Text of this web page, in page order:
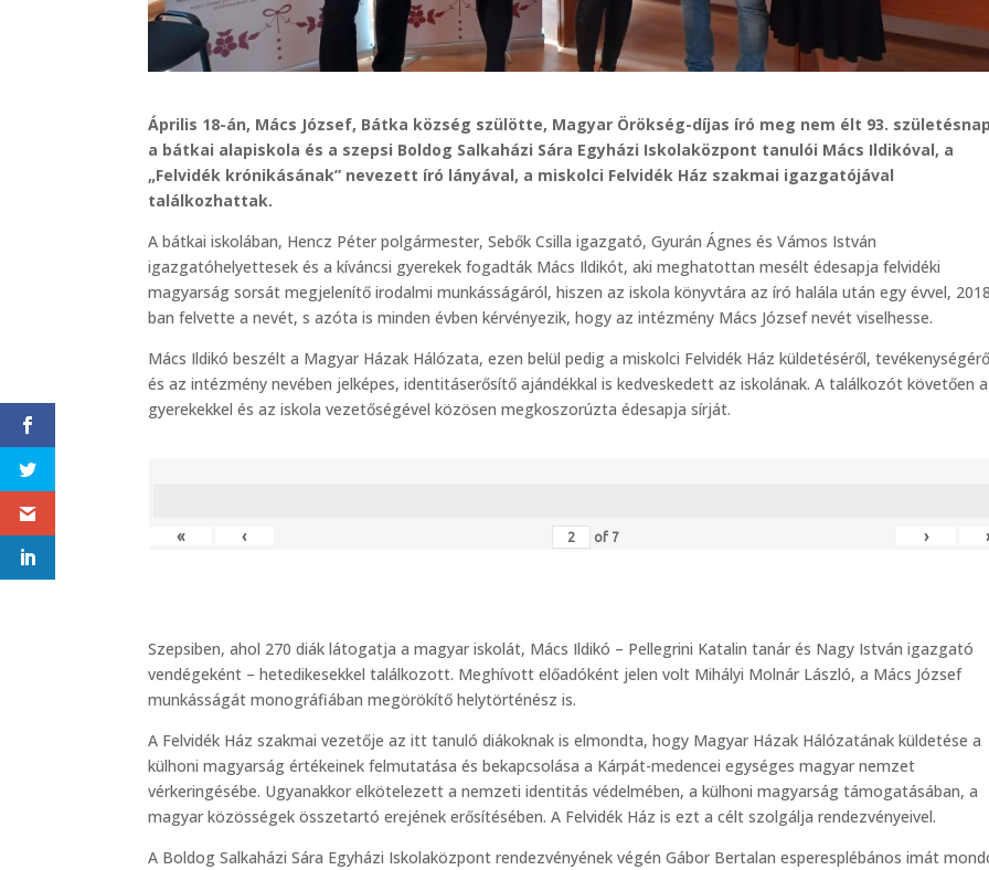
Április 18-án, Mács József, Bátka község szülötte, Magyar Örökség-díjas író meg nem élt 93.
a bátkai alapiskola és a szepsi Boldog Salkaházi Sára Egyházi Iskolaközpont tanulói Mács Ildikóval, a
„Felvidék krónikásának” nevezett író lányával, a miskolci Felvidék Ház szakmai igazgatójával
találkozhattak.
A bátkai iskolában, Hencz Péter polgármester, Sebők Csilla igazgató, Gyurán Ágnes és Vámos István
igazgatóhelyettesek és a kíváncsi gyerekek fogadták Mács Ildikót, aki meghatottan mesélt édesapja felvidéki
magyarság sorsát megjelenítő irodalmi munkásságáról, hiszen az iskola könyvtára az író halála után egy évvel,
ban felvette a nevét, s azóta is minden évben kérvényezik, hogy az intézmény Mács József nevét viselhesse.
Mács Ildikó beszélt a Magyar Házak Hálózata, ezen belül pedig a miskolci Felvidék Ház küldetéséről,
és az intézmény nevében jelképes, identitáserősítő ajándékkal is kedveskedett az iskolának. A találkozót követően a
gyerekekkel és az iskola vezetőségével közösen megkoszorúzta édesapja sírját.
« ‹ of 7 ›
Szepsiben, ahol 270 diák látogatja a magyar iskolát, Mács Ildikó – Pellegrini Katalin tanár és Nagy István igazgató
vendégeként – hetedikesekkel találkozott. Meghívott előadóként jelen volt Mihályi Molnár László, a Mács József
munkásságát monográfiában megörökítő helytörténész is.
A Felvidék Ház szakmai vezetője az itt tanuló diákoknak is elmondta, hogy Magyar Házak Hálózatának küldetése a
külhoni magyarság értékeinek felmutatása és bekapcsolása a Kárpát-medencei egységes magyar nemzet
vérkeringésébe. Ugyanakkor elkötelezett a nemzeti identitás védelmében, a külhoni magyarság támogatásában, a
magyar közösségek összetartó erejének erősítésében. A Felvidék Ház is ezt a célt szolgálja rendezvényeivel.
A Boldog Salkaházi Sára Egyházi Iskolaközpont rendezvényének végén Gábor Bertalan esperesplébános imát